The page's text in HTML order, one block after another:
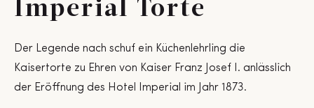
Imperial Torte
Der Legende nach schuf ein Küchenlehrling die
Kaisertorte zu Ehren von Kaiser Franz Josef I. anlässlich
der Eröffnung des Hotel Imperial im Jahr 1873.